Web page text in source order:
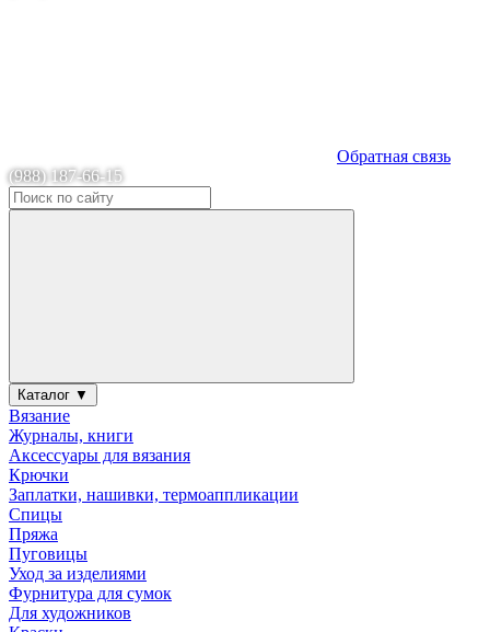
Обратная связь
(988) 187-66-15
Каталог ▼
Вязание
Журналы, книги
Аксессуары для вязания
Крючки
Заплатки, нашивки, термоаппликации
Спицы
Пряжа
Пуговицы
Уход за изделиями
Фурнитура для сумок
Для художников